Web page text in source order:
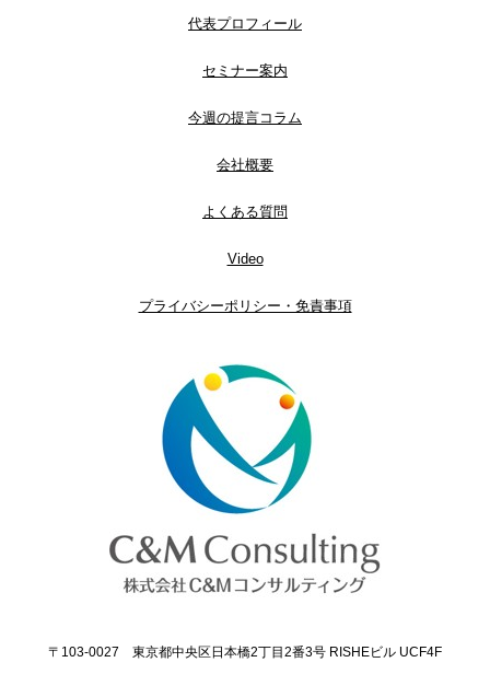
代表プロフィール
セミナー案内
今週の提言コラム
会社概要
よくある質問
Video
プライバシーポリシー・免責事項
〒103-0027 東京都中央区日本橋2丁目2番3号 RISHEビル UCF4F